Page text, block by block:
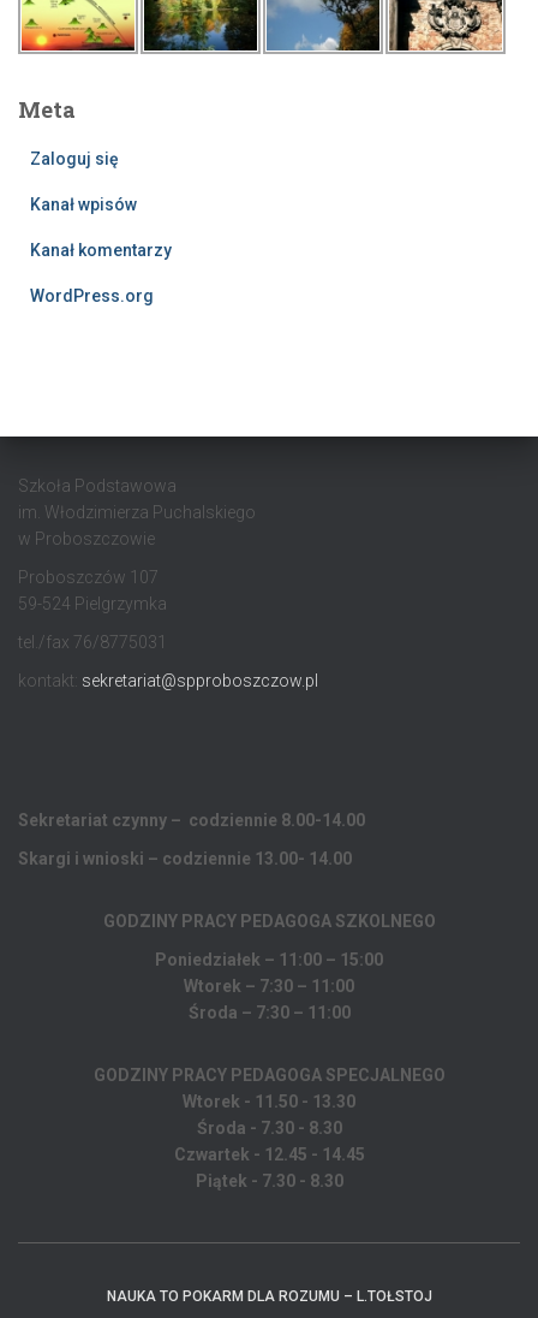
Meta
Zaloguj się
Kanał wpisów
Kanał komentarzy
WordPress.org
Szkoła Podstawowa
im. Włodzimierza Puchalskiego
w Proboszczowie
Proboszczów 107
59-524 Pielgrzymka
tel./fax 76/8775031
kontakt: sekretariat@spproboszczow.pl
Sekretariat czynny – codziennie 8.00-14.00
Skargi i wnioski – codziennie 13.00- 14.00
GODZINY PRACY PEDAGOGA SZKOLNEGO
Poniedziałek – 11:00 – 15:00
Wtorek – 7:30 – 11:00
Środa – 7:30 – 11:00
GODZINY PRACY PEDAGOGA SPECJALNEGO
Wtorek - 11.50 - 13.30
Środa - 7.30 - 8.30
Czwartek - 12.45 - 14.45
Piątek - 7.30 - 8.30
NAUKA TO POKARM DLA ROZUMU – L.TOŁSTOJ